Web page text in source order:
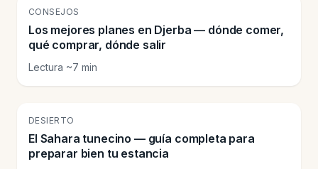
💡
CONSEJOS
Los mejores planes en Djerba — dónde comer,
qué comprar, dónde salir
Lectura ~7 min
🏜️
DESIERTO
El Sahara tunecino — guía completa para
preparar bien tu estancia